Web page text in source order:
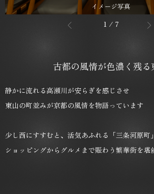
イメージ写真
1 / 7
古都の風情が色濃く残る
静かに流れる高瀬川が安らぎを感じさせ
東山の町並みが京都の風情を物語っています
少し西にすすむと、活気あふれる「三条河原町」
ショッピングからグルメまで賑わう繁華街を堪